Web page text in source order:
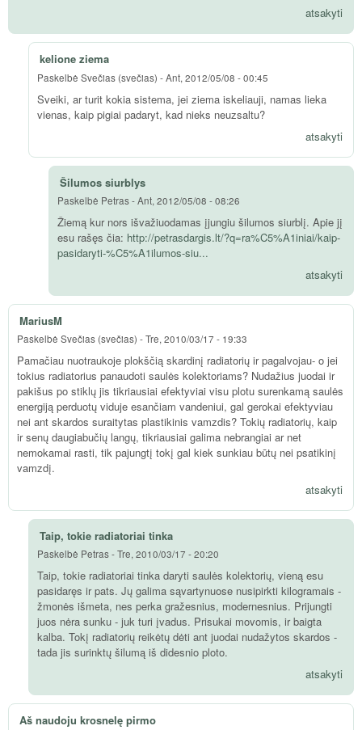
atsakyti
kelione ziema
Paskelbė Svečias (svečias) -Ant, 2012/05/08 - 00:45
Sveiki, ar turit kokia sistema, jei ziema iskeliauji, namas lieka
vienas, kaip pigiai padaryt, kad nieks neuzsaltu?
atsakyti
Šilumos siurblys
Paskelbė Petras-Ant, 2012/05/08 - 08:26
Žiemą kur nors išvažiuodamas įjungiu šilumos siurblį. Apie jį
esu rašęs čia: http://petrasdargis.lt/?q=ra%C5%A1iniai/kaip-
pasidaryti-%C5%A1ilumos-siu...
atsakyti
MariusM
Paskelbė Svečias (svečias) -Tre, 2010/03/17 - 19:33
Pamačiau nuotraukoje plokščią skardinį radiatorių ir pagalvojau- o jei
tokius radiatorius panaudoti saulės kolektoriams? Nudažius juodai ir
pakišus po stiklų jis tikriausiai efektyviai visu plotu surenkamą saulės
energiją perduotų viduje esančiam vandeniui, gal gerokai efektyviau
nei ant skardos suraitytas plastikinis vamzdis? Tokių radiatorių, kaip
ir senų daugiabučių langų, tikriausiai galima nebrangiai ar net
nemokamai rasti, tik pajungtį tokį gal kiek sunkiau būtų nei psatikinį
vamzdį.
atsakyti
Taip, tokie radiatoriai tinka
Paskelbė Petras-Tre, 2010/03/17 - 20:20
Taip, tokie radiatoriai tinka daryti saulės kolektorių, vieną esu
pasidaręs ir pats. Jų galima sąvartynuose nusipirkti kilogramais -
žmonės išmeta, nes perka gražesnius, modernesnius. Prijungti
juos nėra sunku - juk turi įvadus. Prisukai movomis, ir baigta
kalba. Tokį radiatorių reikėtų dėti ant juodai nudažytos skardos -
tada jis surinktų šilumą iš didesnio ploto.
atsakyti
Aš naudoju krosnelę pirmo